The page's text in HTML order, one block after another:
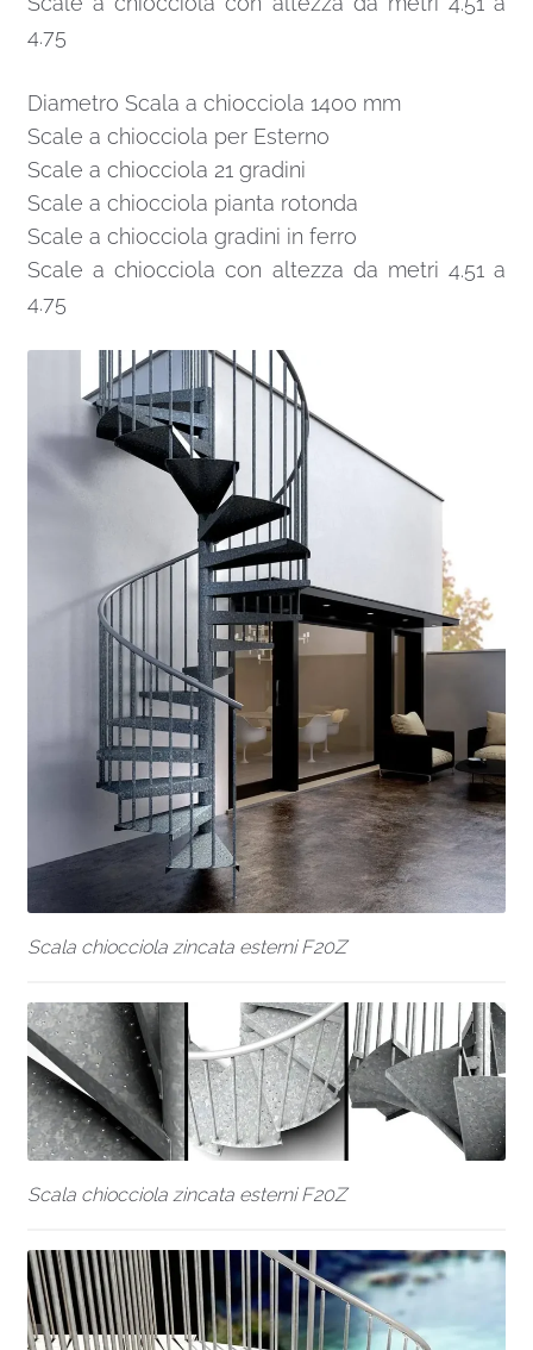
4.75
Diametro Scala a chiocciola 1400 mm
Scale a chiocciola per Esterno
Scale a chiocciola 21 gradini
Scale a chiocciola pianta rotonda
Scale a chiocciola gradini in ferro
Scale a chiocciola con altezza da metri 4.51 a
4.75
Scala chiocciola zincata esterni F20Z
Scala chiocciola zincata esterni F20Z